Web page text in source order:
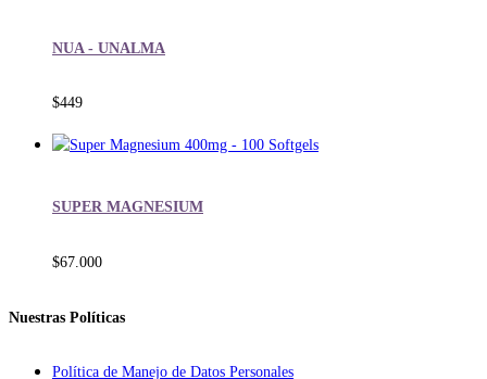
NUA - UNALMA
$449
SUPER MAGNESIUM
$67.000
Nuestras Políticas
Política de Manejo de Datos Personales